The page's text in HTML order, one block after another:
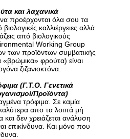
και λαχανικά
να προέρχονται όλα σου τα
καλλιέργειες αλλά
από βιολογικούς
Working Group
των προϊόντων συμβατικής
«βρώμικα» φρούτα) είναι
ζιζανιοκτόνα.
(Γ.Τ.Ο. Γενετικά
Προϊόντα)
τρόφιμα. Σε καμία
απο τα λοιπά μή
και δεν χρειάζεται ανάλυση
επικίνδυνα. Και μόνο που